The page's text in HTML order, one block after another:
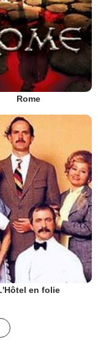
Rome
en folie